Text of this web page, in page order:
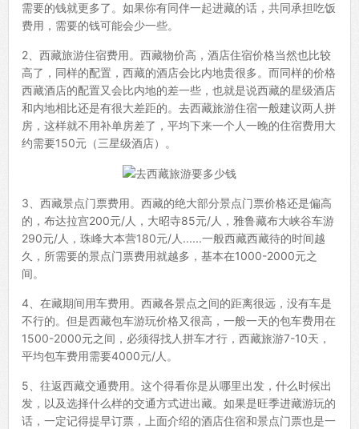
需要的钱就更多了。如果你有同伴一起进藏的话，共同承担吃饭
费用，需要的钱可能会少一些。
2、西藏旅游住宿费用。西藏物价高，酒店住宿价格当然也比较
高了，同样的配置，西藏的酒店会比内地贵很多。而同样的价格
西藏酒店的配置又会比内地的差一些，也就是说西藏的星级酒店
和内地相比还是有很大差距的。去西藏旅游住宿一般建议两人拼
房，这样就不用补单房差了，平均下来一个人一晚的住宿费用大
约需要150元（三星级酒店）。
3、西藏景点门票费用。西藏的绝大部分景点门票价格还是偏高
的，布达拉宫200元/人，大昭寺85元/人，雅鲁藏布大峡谷车游
290元/人，珠峰大本营180元/人......一般西藏西藏待的时间越
久，所需要的景点门票费用就越多，基本在1000-2000元之
间。
4、在藏期间用车费用。西藏各景点之间的距离很远，没有车是
不行的。但是西藏包车游玩价格又很高，一般一天的包车费用在
1500-2000元之间，必须得找人拼车才行，西藏旅游7-10天，
平均包车费用需要4000元/人。
5、往返西藏交通费用。这个得看你是从哪里出发，什么时候出
发，以及选择什么样的交通方式进出藏。如果是旺季进藏游玩的
话，一定记得提早订票，上面介绍的酒店住宿和景点门票也是一